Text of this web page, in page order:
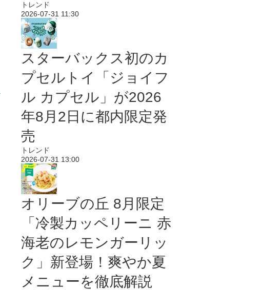
トレンド
2026-07-31 11:30
スターバックス初のカ
プセルトイ「ジョイフ
ル カプセル」が2026
年8月2日に都内限定発
売
トレンド
2026-07-31 13:00
オリーブの丘 8月限定
「冷製カッペリーニ 赤
海老のレモンガーリッ
ク」新登場！爽やか夏
メニューを徹底解説